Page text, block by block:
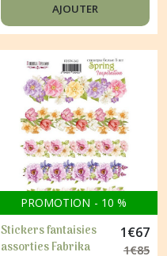
AJOUTER
PROMOTION - 10 %
Stickers fantaisies
assorties Fabrika
1€67
1€85